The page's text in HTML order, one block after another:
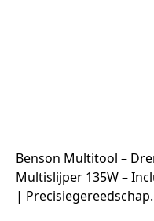
Benson Multitool –
Multislijper 135W –
|